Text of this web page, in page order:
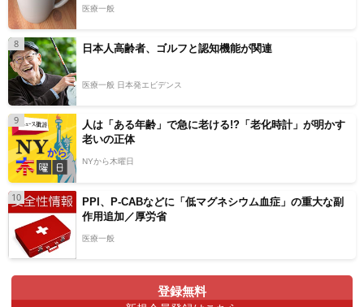
医療一般
8 日本人高齢者、ゴルフと認知機能が関連
医療一般 日本発エビデンス
9
人は「ある年齢」で急に老ける!?「老化時計」が明かす
老いの正体
NYから木曜日
10
PPI、P-CABなどに「低マグネシウム血症」の重大な副
作用追加／厚労省
医療一般
登録無料